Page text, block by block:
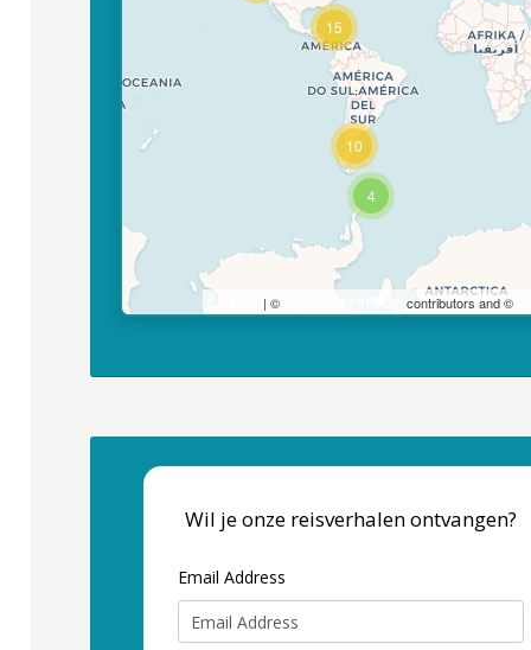
Travelers' Map is loading...
If you see this after your page is
loaded completely, leafletJS files
are missing.
4
10
15
| © contributors and ©
Wil je onze reisverhalen ontvangen?
Email Address